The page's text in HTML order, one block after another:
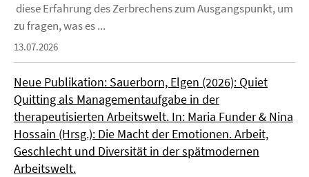
diese Erfahrung des Zerbrechens zum Ausgangspunkt, um
zu fragen, was es ...
13.07.2026
Neue Publikation: Sauerborn, Elgen (2026): Quiet
Quitting als Managementaufgabe in der
therapeutisierten Arbeitswelt. In: Maria Funder & Nina
Hossain (Hrsg.): Die Macht der Emotionen. Arbeit,
Geschlecht und Diversität in der spätmodernen
Arbeitswelt.